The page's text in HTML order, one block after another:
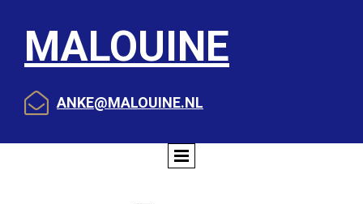
MALOUINE
 ANKE@MALOUINE.NL